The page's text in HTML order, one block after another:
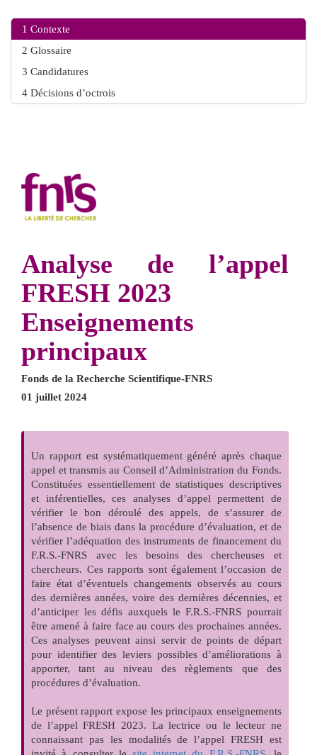
1 Contexte
2 Glossaire
3 Candidatures
4 Décisions d’octrois
Analyse de l’appel
FRESH 2023
Enseignements
principaux
Fonds de la Recherche Scientifique-FNRS
01 juillet 2024
Un rapport est systématiquement généré après chaque
appel et transmis au Conseil d’Administration du Fonds.
Constituées essentiellement de statistiques descriptives
et inférentielles, ces analyses d’appel permettent de
vérifier le bon déroulé des appels, de s’assurer de
l’absence de biais dans la procédure d’évaluation, et de
vérifier l’adéquation des instruments de financement du
F.R.S.-FNRS avec les besoins des chercheuses et
chercheurs. Ces rapports sont également l’occasion de
faire état d’éventuels changements observés au cours
des dernières années, voire des dernières décennies, et
d’anticiper les défis auxquels le F.R.S.-FNRS pourrait
être amené à faire face au cours des prochaines années.
Ces analyses peuvent ainsi servir de points de départ
pour identifier des leviers possibles d’améliorations à
apporter, tant au niveau des règlements que des
procédures d’évaluation.
Le présent rapport expose les principaux enseignements
de l’appel FRESH 2023. La lectrice ou le lecteur ne
connaissant pas les modalités de l’appel FRESH est